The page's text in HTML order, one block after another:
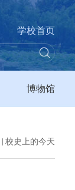
学校首页
博物馆
校史上的今天